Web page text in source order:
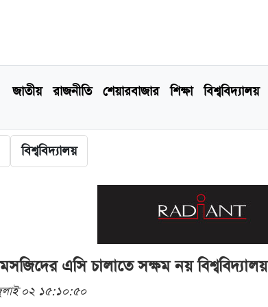
জাতীয় রাজনীতি শেয়ারবাজার শিক্ষা বিশ্ববিদ্যালয়
বিশ্ববিদ্যালয়
এসি চালাতে সক্ষম নয় বিশ্ববিদ্যালয়
০২ ১৫:১০:৫০